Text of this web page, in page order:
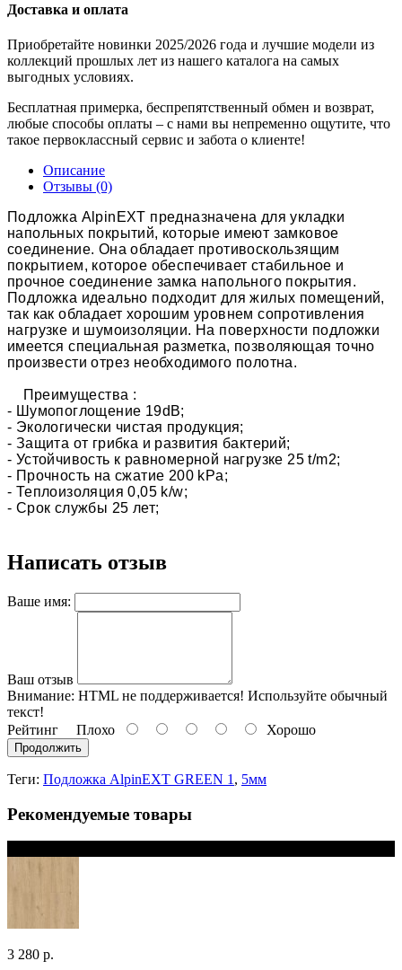
Доставка и оплата
Приобретайте новинки 2025/2026 года и лучшие модели из
коллекций прошлых лет из нашего каталога на самых
выгодных условиях.
Бесплатная примерка, беспрепятственный обмен и возврат,
любые способы оплаты – с нами вы непременно ощутите, что
такое первоклассный сервис и забота о клиенте!
Описание
Отзывы (0)
Подложка AlpinEXT предназначена для укладки
напольных покрытий, которые имеют замковое
соединение. Она обладает противоскользящим
покрытием, которое обеспечивает стабильное и
прочное соединение замка напольного покрытия.
Подложка идеально подходит для жилых помещений,
так как обладает хорошим уровнем сопротивления
нагрузке и шумоизоляции. На поверхности подложки
имеется специальная разметка, позволяющая точно
произвести отрез необходимого полотна.
Преимущества :
- Шумопоглощение 19dB;
- Экологически чистая продукция;
- Защита от грибка и развития бактерий;
- Устойчивость к равномерной нагрузке 25 t/m2;
- Прочность на сжатие 200 kPa;
- Теплоизоляция 0,05 k/w;
- Срок службы 25 лет;
Написать отзыв
Ваше имя:
Ваш отзыв
Внимание: HTML не поддерживается! Используйте обычный
текст!
Рейтинг Плохо Хорошо
Продолжить
Теги: Подложка AlpinEXT GREEN 1 , 5мм
Рекомендуемые товары
3 280 р.